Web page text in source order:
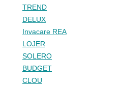
TREND
DELUX
Invacare REA
LOJER
SOLERO
BUDGET
CLOU